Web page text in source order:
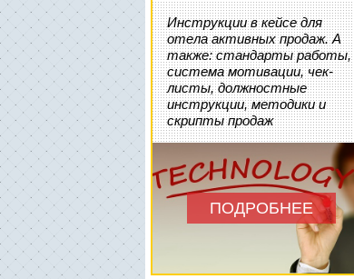
Инструкции в кейсе для
отела активных продаж. А
также: стандарты работы,
система мотивации, чек-
листы, должностные
инструкции, методики и
скрипты продаж
ПОДРОБНЕЕ